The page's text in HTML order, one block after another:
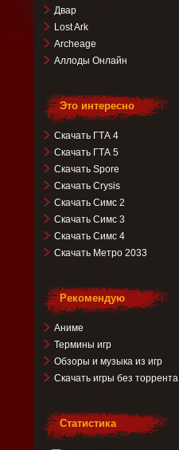
Двар
Lost Ark
Archeage
Аллоды Онлайн
Это интересно
Скачать ГТА 4
Скачать ГТА 5
Скачать Spore
Скачать Crysis
Скачать Симс 2
Скачать Симс 3
Скачать Симс 4
Скачать Метро 2033
Рекомендую
Аниме
Термины игр
Обзоры и музыка из игр
Скачать игры без торрента
Статистика